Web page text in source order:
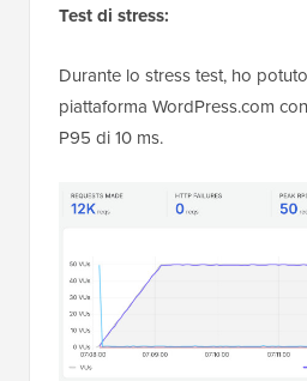
Test di stress:
Durante lo stress test, ho
piattaforma WordPress.com
P95 di 10 ms.